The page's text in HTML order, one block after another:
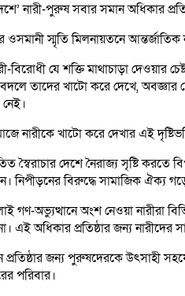
নারী-পুরুষ সবার সমান অধিকার
ওসমানী স্মৃতি মিলনায়তনে
বিরোধী যে শক্তি মাথাচাড়া
তাদের খাটো করে দেখে, অবজ্ঞার
নারীকে খাটো করে দেখার এই
স্বৈরাচার দেশে নৈরাজ্য সৃষ্টি
নিপীড়নের বিরুদ্ধে সামাজিক
গণ-অভ্যুত্থানে অংশ নেওয়া নারীরা
এই অধিকার প্রতিষ্ঠার জন্য
প্রতিষ্ঠার জন্য পুরুষদেরকে উৎসাহী
পরিবার।